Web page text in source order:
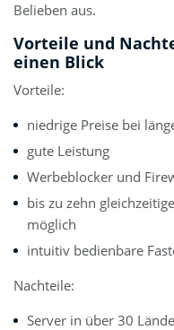
Belieben aus.
Vorteile und
einen Blick
Vorteile:
niedrige Preise bei
gute Leistung
Werbeblocker und
bis zu zehn
möglich
intuitiv bedienbare
Nachteile:
Server in über 30